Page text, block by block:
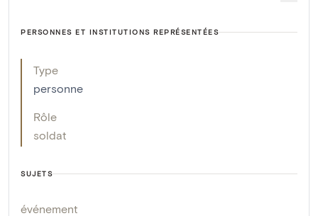
PERSONNES ET INSTITUTIONS REPRÉSENTÉES
Type
personne
Rôle
soldat
SUJETS
événement